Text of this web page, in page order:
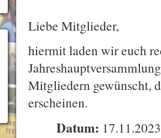
Liebe Mitglieder,
hiermit laden wir euch
Mitgliedern gewünscht,
erscheinen.
Datum: 17.11.2023